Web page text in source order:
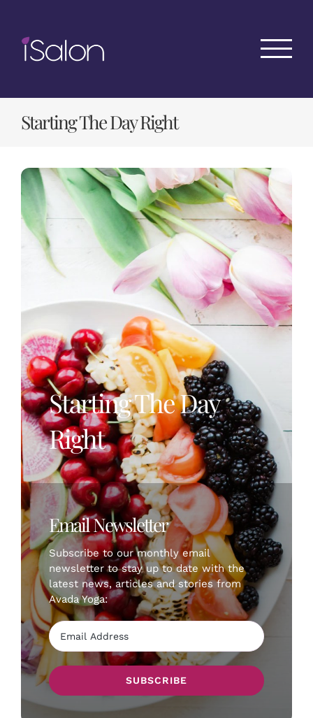
content
Starting The Day Right
Starting The Day
Right
Email Newsletter
Subscribe to our monthly email
newsletter to stay up to date with the
latest news, articles and stories from
Avada Yoga: